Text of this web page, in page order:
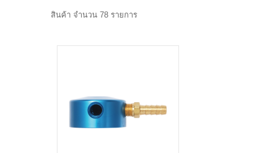
สินค้า จำนวน 78 รายการ